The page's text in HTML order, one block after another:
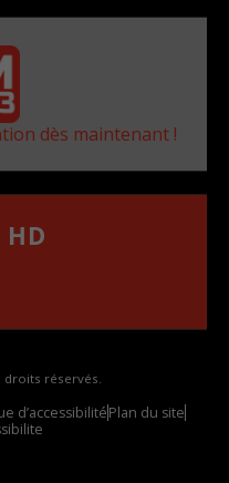
dès maintenant !
HD
réservés.
d’accessibilitéPlan du site